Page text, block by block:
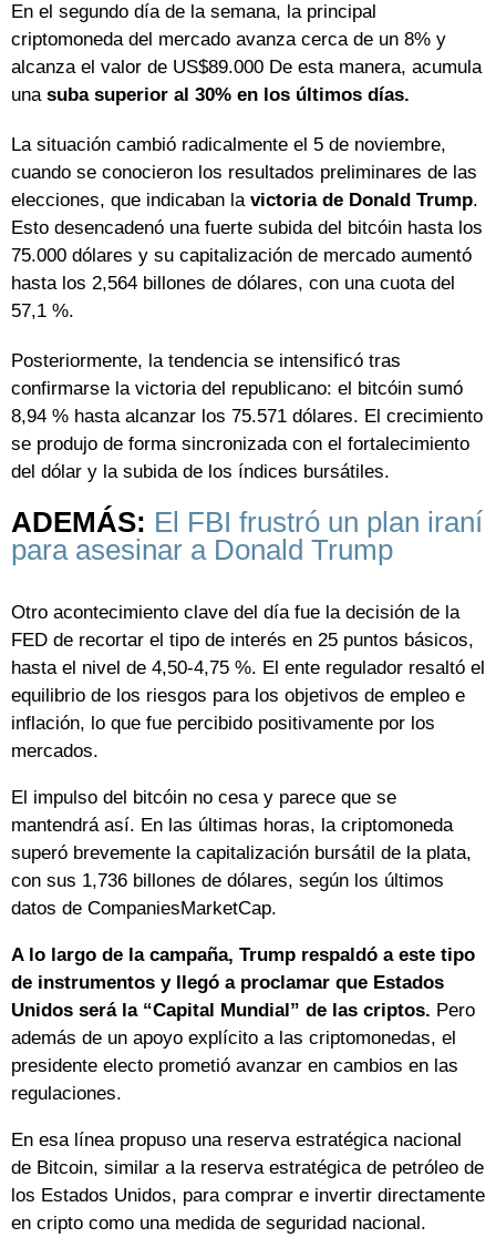
En el segundo día de la semana, la principal
criptomoneda del mercado avanza cerca de un 8% y
alcanza el valor de US$89.000 De esta manera, acumula
una suba superior al 30% en los últimos días.
La situación cambió radicalmente el 5 de noviembre,
cuando se conocieron los resultados preliminares de las
elecciones, que indicaban la victoria de Donald Trump.
Esto desencadenó una fuerte subida del bitcóin hasta los
75.000 dólares y su capitalización de mercado aumentó
hasta los 2,564 billones de dólares, con una cuota del
57,1 %.
Posteriormente, la tendencia se intensificó tras
confirmarse la victoria del republicano: el bitcóin sumó
8,94 % hasta alcanzar los 75.571 dólares. El crecimiento
se produjo de forma sincronizada con el fortalecimiento
del dólar y la subida de los índices bursátiles.
ADEMÁS: El FBI frustró un plan iraní
para asesinar a Donald Trump
Otro acontecimiento clave del día fue la decisión de la
FED de recortar el tipo de interés en 25 puntos básicos,
hasta el nivel de 4,50-4,75 %. El ente regulador resaltó el
equilibrio de los riesgos para los objetivos de empleo e
inflación, lo que fue percibido positivamente por los
mercados.
El impulso del bitcóin no cesa y parece que se
mantendrá así. En las últimas horas, la criptomoneda
superó brevemente la capitalización bursátil de la plata,
con sus 1,736 billones de dólares, según los últimos
datos de CompaniesMarketCap.
A lo largo de la campaña, Trump respaldó a este tipo
de instrumentos y llegó a proclamar que Estados
Unidos será la “Capital Mundial” de las criptos. Pero
además de un apoyo explícito a las criptomonedas, el
presidente electo prometió avanzar en cambios en las
regulaciones.
En esa línea propuso una reserva estratégica nacional
de Bitcoin, similar a la reserva estratégica de petróleo de
los Estados Unidos, para comprar e invertir directamente
en cripto como una medida de seguridad nacional.